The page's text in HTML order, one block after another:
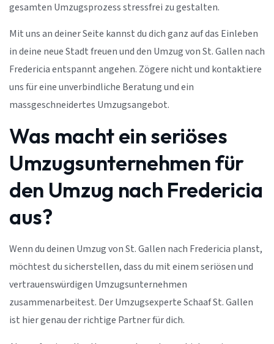
gesamten Umzugsprozess stressfrei zu gestalten.
Mit uns an deiner Seite kannst du dich ganz auf das Einleben
in deine neue Stadt freuen und den Umzug von St. Gallen nach
Fredericia entspannt angehen. Zögere nicht und kontaktiere
uns für eine unverbindliche Beratung und ein
massgeschneidertes Umzugsangebot.
Was macht ein seriöses
Umzugsunternehmen für
den Umzug nach Fredericia
aus?
Wenn du deinen Umzug von St. Gallen nach Fredericia planst,
möchtest du sicherstellen, dass du mit einem seriösen und
vertrauenswürdigen Umzugsunternehmen
zusammenarbeitest. Der Umzugsexperte Schaaf St. Gallen
ist hier genau der richtige Partner für dich.